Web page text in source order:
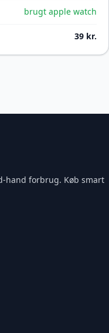
brugt apple watch
39 kr.
hand forbrug. Køb smart